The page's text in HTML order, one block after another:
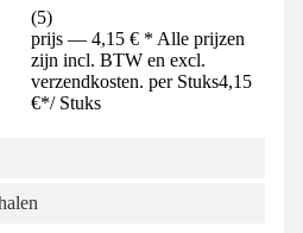
(5)
prijs — 4,15 € * Alle prijzen
zijn incl. BTW en excl.
verzendkosten. per Stuks4,15
€*/ Stuks